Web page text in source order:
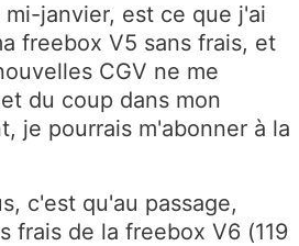
janvier, est ce que j'ai
freebox V5 sans frais, et
CGV ne me
du coup dans mon
je pourrais m'abonner à la
c'est qu'au passage,
frais de la freebox V6 (119